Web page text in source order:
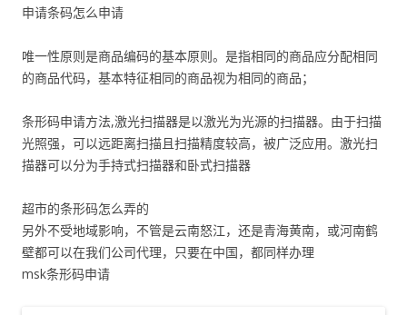
申请条码怎么申请
唯一性原则是商品编码的基本原则。是指相同的商品应分配相同
的商品代码，基本特征相同的商品视为相同的商品；
条形码申请方法,激光扫描器是以激光为光源的扫描器。由于扫描
光照强，可以远距离扫描且扫描精度较高，被广泛应用。激光扫
描器可以分为手持式扫描器和卧式扫描器
超市的条形码怎么弄的
另外不受地域影响，不管是云南怒江，还是青海黄南，或河南鹤
壁都可以在我们公司代理，只要在中国，都同样办理
msk条形码申请